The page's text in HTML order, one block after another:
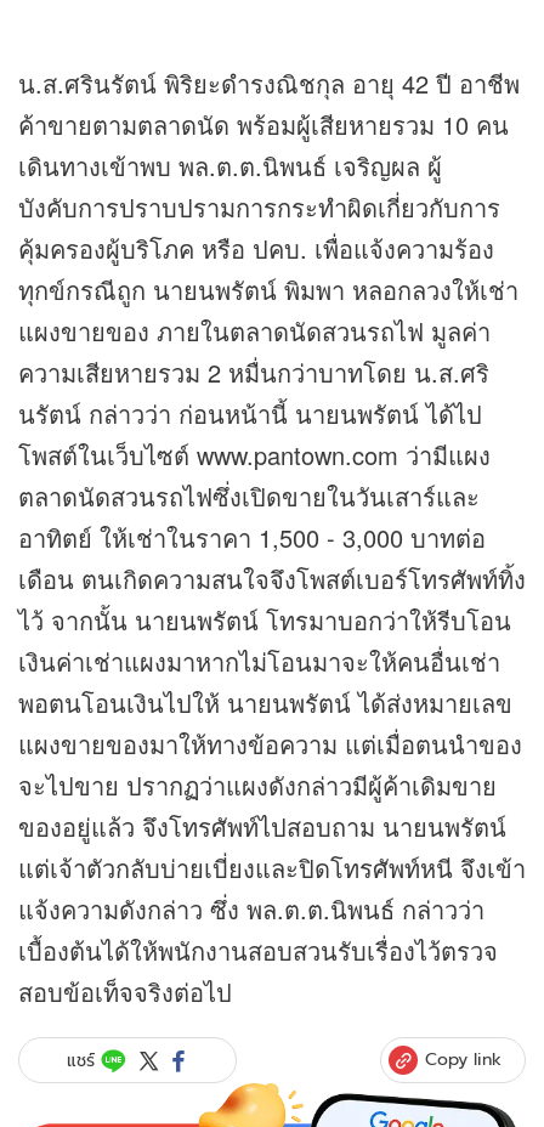
น.ส.ศรินรัตน์ พิริยะดำรงณิชกุล อายุ 42 ปี อาชีพ
ค้าขายตามตลาดนัด พร้อมผู้เสียหายรวม 10 คน
เดินทางเข้าพบ พล.ต.ต.นิพนธ์ เจริญผล ผู้
บังคับการปราบปรามการกระทำผิดเกี่ยวกับการ
คุ้มครองผู้บริโภค หรือ ปคบ. เพื่อแจ้งความร้อง
ทุกข์กรณีถูก นายนพรัตน์ พิมพา หลอกลวงให้เช่า
แผงขายของ ภายในตลาดนัดสวนรถไฟ มูลค่า
ความเสียหายรวม 2 หมื่นกว่าบาทโดย น.ส.ศริ
นรัตน์ กล่าวว่า ก่อนหน้านี้ นายนพรัตน์ ได้ไป
โพสต์ในเว็บไซต์ www.pantown.com ว่ามีแผง
ตลาดนัดสวนรถไฟซึ่งเปิดขายในวันเสาร์และ
อาทิตย์ ให้เช่าในราคา 1,500 - 3,000 บาทต่อ
เดือน ตนเกิดความสนใจจึงโพสต์เบอร์โทรศัพท์ทิ้ง
ไว้ จากนั้น นายนพรัตน์ โทรมาบอกว่าให้รีบโอน
เงินค่าเช่าแผงมาหากไม่โอนมาจะให้คนอื่นเช่า
พอตนโอนเงินไปให้ นายนพรัตน์ ได้ส่งหมายเลข
แผงขายของมาให้ทางข้อความ แต่เมื่อตนนำของ
จะไปขาย ปรากฏว่าแผงดังกล่าวมีผู้ค้าเดิมขาย
ของอยู่แล้ว จึงโทรศัพท์ไปสอบถาม นายนพรัตน์
แต่เจ้าตัวกลับบ่ายเบี่ยงและปิดโทรศัพท์หนี จึงเข้า
แจ้งความดังกล่าว ซึ่ง พล.ต.ต.นิพนธ์ กล่าวว่า
เบื้องต้นได้ให้พนักงานสอบสวนรับเรื่องไว้ตรวจ
สอบข้อเท็จจริงต่อไป
แชร์ Copy link